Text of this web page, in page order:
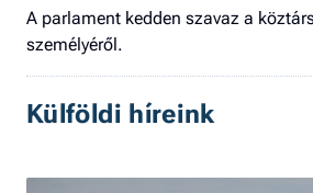
A parlament kedden szavaz a
személyéről.
Külföldi híreink